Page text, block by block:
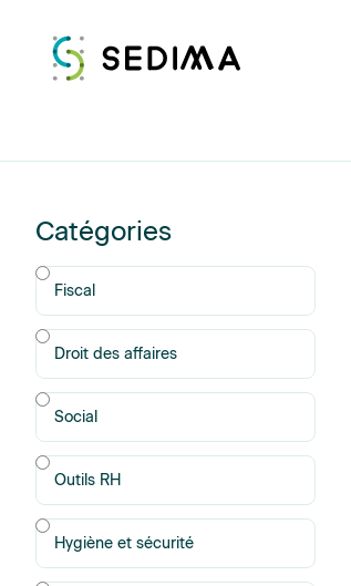
Catégorie
Catégories
Fiscal
Droit des affaires
Social
Outils RH
Hygiène et sécurité